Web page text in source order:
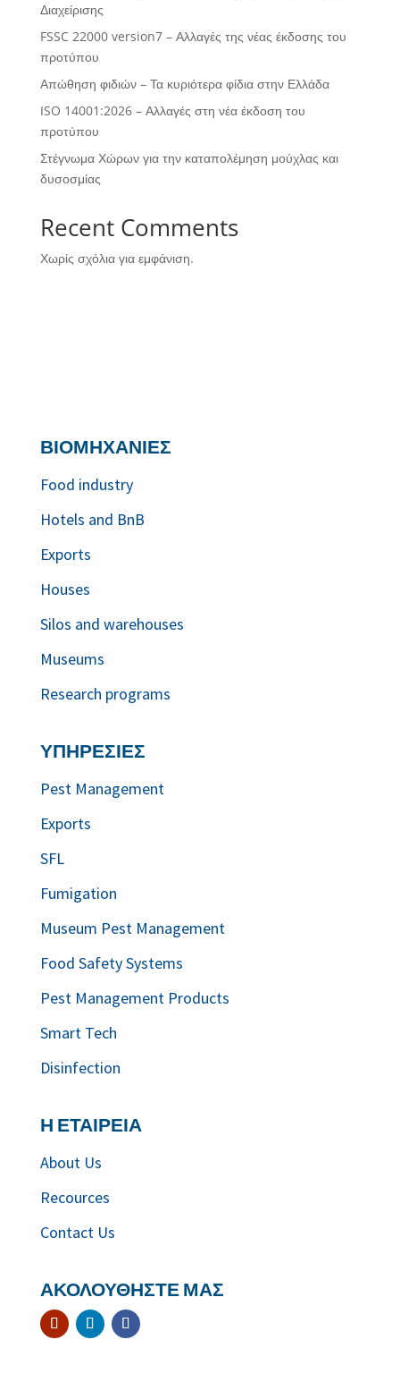
Διαχείρισης
FSSC 22000 version7 – Αλλαγές της νέας έκδοσης του
προτύπου
Απώθηση φιδιών – Τα κυριότερα φίδια στην Ελλάδα
ISO 14001:2026 – Αλλαγές στη νέα έκδοση του
προτύπου
Στέγνωμα Χώρων για την καταπολέμηση μούχλας και
δυσοσμίας
Recent Comments
Χωρίς σχόλια για εμφάνιση.
ΒΙΟΜΗΧΑΝΙΕΣ
Food industry
Hotels and BnB
Exports
Houses
Silos and warehouses
Museums
Research programs
ΥΠΗΡΕΣΙΕΣ
Pest Management
Exports
SFL
Fumigation
Museum Pest Management
Food Safety Systems
Pest Management Products
Smart Tech
Disinfection
Η ΕΤΑΙΡΕΙΑ
About Us
Recources
Contact Us
ΑΚΟΛΟΥΘΗΣΤΕ ΜΑΣ